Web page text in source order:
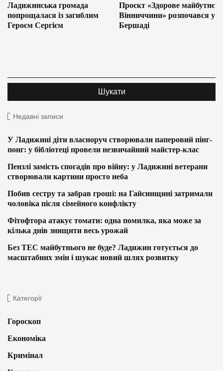
Ладижинська громада
попрощалася із загиблим
Героєм Сергієм
Проєкт «Здорове майбутнє
Вінниччини» розпочався у
Бершаді
Недавні записи
У Ладижині діти власноруч створювали паперовий пінг-
понг: у бібліотеці провели незвичайний майстер-клас
Пензлі замість спогадів про війну: у Ладижині ветерани
створювали картини просто неба
Побив сестру та забрав гроші: на Гайсинщині затримали
чоловіка після сімейного конфлікту
Фітофтора атакує томати: одна помилка, яка може за
кілька днів знищити весь урожай
Без ТЕС майбутнього не буде? Ладижин готується до
масштабних змін і шукає новий шлях розвитку
Категорії
Гороскоп
Економіка
Кримінал